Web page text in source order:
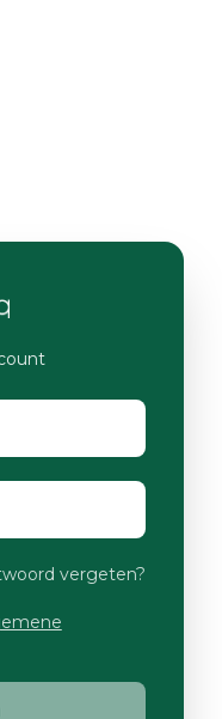
vergeten?